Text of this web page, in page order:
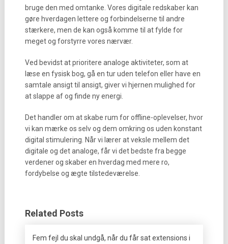
bruge den med omtanke. Vores digitale redskaber kan
gøre hverdagen lettere og forbindelserne til andre
stærkere, men de kan også komme til at fylde for
meget og forstyrre vores nærvær.
Ved bevidst at prioritere analoge aktiviteter, som at
læse en fysisk bog, gå en tur uden telefon eller have en
samtale ansigt til ansigt, giver vi hjernen mulighed for
at slappe af og finde ny energi.
Det handler om at skabe rum for offline-oplevelser, hvor
vi kan mærke os selv og dem omkring os uden konstant
digital stimulering. Når vi lærer at veksle mellem det
digitale og det analoge, får vi det bedste fra begge
verdener og skaber en hverdag med mere ro,
fordybelse og ægte tilstedeværelse.
Related Posts
Fem fejl du skal undgå, når du får sat extensions i